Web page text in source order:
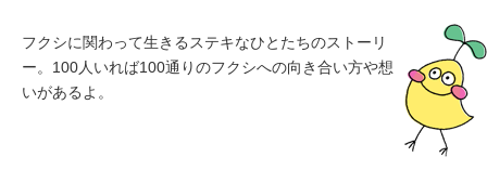
フクシに関わって生きるステキなひとたちのストーリ
ー。100人いれば100通りのフクシへの向き合い方や想
いがあるよ。